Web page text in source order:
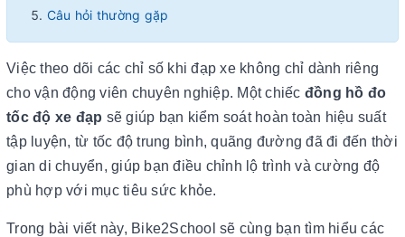
Câu hỏi thường gặp
Việc theo dõi các chỉ số khi đạp xe không chỉ dành riêng
cho vận động viên chuyên nghiệp. Một chiếc đồng hồ đo
tốc độ xe đạp sẽ giúp bạn kiểm soát hoàn toàn hiệu suất
tập luyện, từ tốc độ trung bình, quãng đường đã đi đến thời
gian di chuyển, giúp bạn điều chỉnh lộ trình và cường độ
phù hợp với mục tiêu sức khỏe.
Trong bài viết này, Bike2School sẽ cùng bạn tìm hiểu các